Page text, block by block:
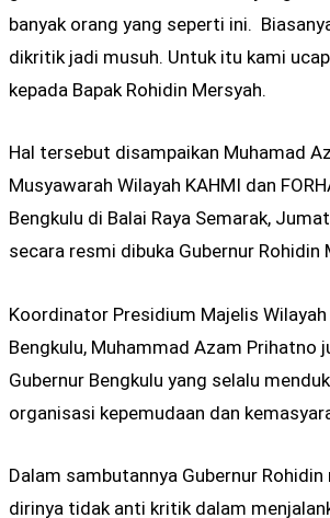
banyak orang yang seperti ini.
dikritik jadi musuh. Untuk itu kami
kepada Bapak Rohidin Mersyah.
Hal tersebut disampaikan Muhamad
Musyawarah Wilayah KAHMI dan
Bengkulu di Balai Raya Semarak,
secara resmi dibuka Gubernur Rohidin
Koordinator Presidium Majelis Wilayah
Bengkulu, Muhammad Azam Prihatno
Gubernur Bengkulu yang selalu
organisasi kepemudaan dan
Dalam sambutannya Gubernur Rohidin
dirinya tidak anti kritik dalam